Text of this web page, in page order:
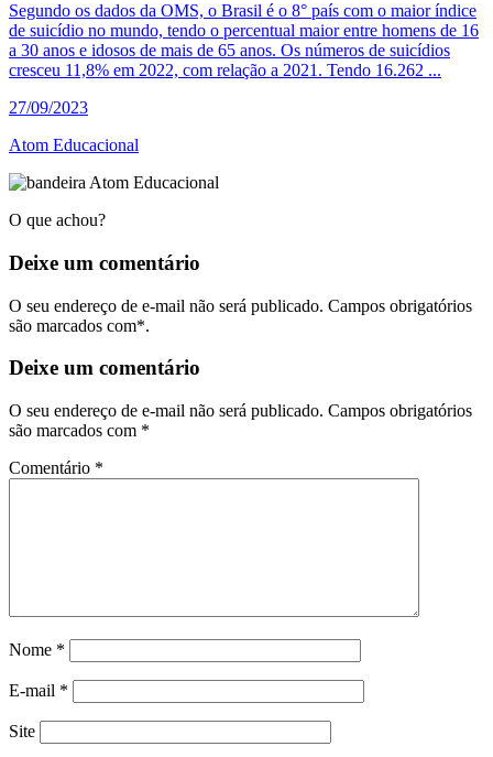
Segundo os dados da OMS, o Brasil é o 8° país com o maior índice
de suicídio no mundo, tendo o percentual maior entre homens de 16
a 30 anos e idosos de mais de 65 anos. Os números de suicídios
cresceu 11,8% em 2022, com relação a 2021. Tendo 16.262 ...
27/09/2023
Atom Educacional
O que achou?
Deixe um comentário
O seu endereço de e-mail não será publicado. Campos obrigatórios
são marcados com*.
Deixe um comentário
O seu endereço de e-mail não será publicado. Campos obrigatórios
são marcados com *
Comentário *
Nome *
E-mail *
Site